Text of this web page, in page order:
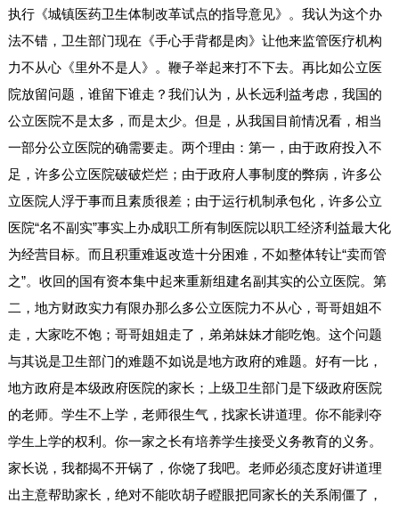
执行《城镇医药卫生体制改革试点的指导意见》。我认为这个办
法不错，卫生部门现在《手心手背都是肉》让他来监管医疗机构
力不从心《里外不是人》。鞭子举起来打不下去。再比如公立医
院放留问题，谁留下谁走？我们认为，从长远利益考虑，我国的
公立医院不是太多，而是太少。但是，从我国目前情况看，相当
一部分公立医院的确需要走。两个理由：第一，由于政府投入不
足，许多公立医院破破烂烂；由于政府人事制度的弊病，许多公
立医院人浮于事而且素质很差；由于运行机制承包化，许多公立
医院“名不副实”事实上办成职工所有制医院以职工经济利益最大化
为经营目标。而且积重难返改造十分困难，不如整体转让“卖而管
之”。收回的国有资本集中起来重新组建名副其实的公立医院。第
二，地方财政实力有限办那么多公立医院力不从心，哥哥姐姐不
走，大家吃不饱；哥哥姐姐走了，弟弟妹妹才能吃饱。这个问题
与其说是卫生部门的难题不如说是地方政府的难题。好有一比，
地方政府是本级政府医院的家长；上级卫生部门是下级政府医院
的老师。学生不上学，老师很生气，找家长讲道理。你不能剥夺
学生上学的权利。你一家之长有培养学生接受义务教育的义务。
家长说，我都揭不开锅了，你饶了我吧。老师必须态度好讲道理
出主意帮助家长，绝对不能吹胡子瞪眼把同家长的关系闹僵了，